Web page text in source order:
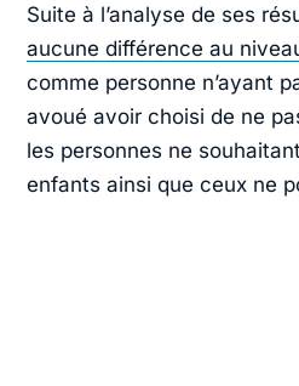
Suite à l’analyse de ses
aucune différence au
comme personne n’ayant
avoué avoir choisi de ne
les personnes ne
enfants ainsi que ceux ne